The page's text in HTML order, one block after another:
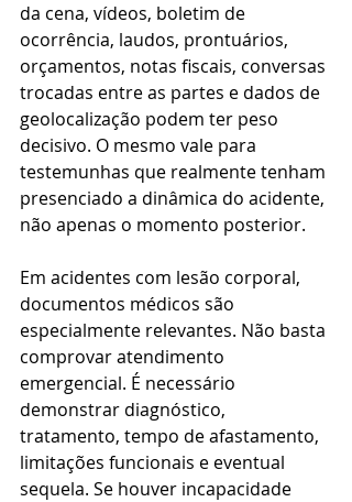
da cena, vídeos, boletim de
ocorrência, laudos, prontuários,
orçamentos, notas fiscais, conversas
trocadas entre as partes e dados de
geolocalização podem ter peso
decisivo. O mesmo vale para
testemunhas que realmente tenham
presenciado a dinâmica do acidente,
não apenas o momento posterior.
Em acidentes com lesão corporal,
documentos médicos são
especialmente relevantes. Não basta
comprovar atendimento
emergencial. É necessário
demonstrar diagnóstico,
tratamento, tempo de afastamento,
limitações funcionais e eventual
sequela. Se houver incapacidade